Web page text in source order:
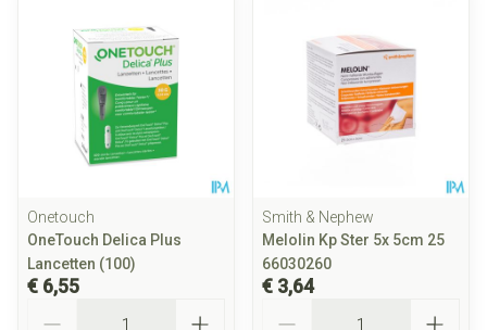
Onetouch
OneTouch Delica Plus
Lancetten (100)
€ 6,55
Smith & Nephew
Melolin Kp Ster 5x 5cm 25
66030260
€ 3,64